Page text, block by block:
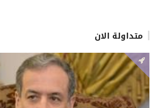
متداولة الان